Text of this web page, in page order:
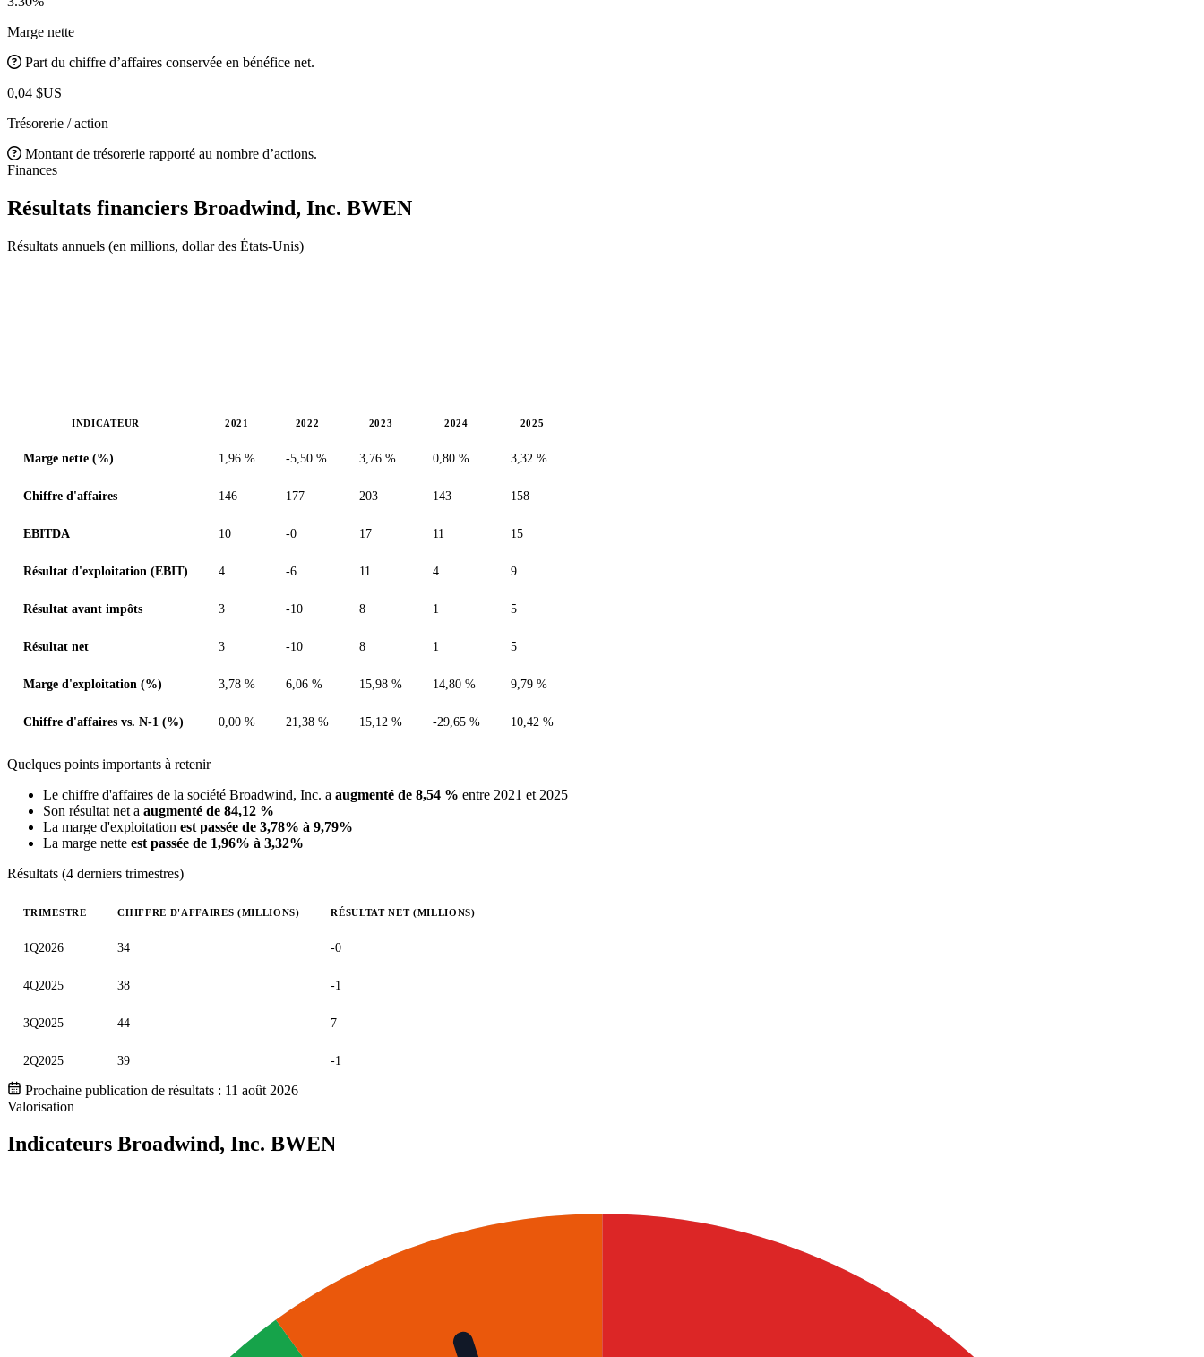
Marge nette
Part du chiffre d’affaires conservée en bénéfice net.
0,04 $US
Trésorerie / action
Montant de trésorerie rapporté au nombre d’actions.
Finances
Résultats financiers Broadwind, Inc. BWEN
Résultats annuels (en millions, dollar des États-Unis)
INDICATEUR 2021 2022 2023 2024 2025
Marge nette (%) 1,96 % -5,50 % 3,76 % 0,80 % 3,32 %
Chiffre d'affaires 146 177 203 143 158
EBITDA 10 -0 17 11 15
Résultat d'exploitation (EBIT) 4 -6 11 4 9
Résultat avant impôts 3 -10 8 1 5
Résultat net 3 -10 8 1 5
Marge d'exploitation (%) 3,78 % 6,06 % 15,98 % 14,80 % 9,79 %
Chiffre d'affaires vs. N-1 (%) 0,00 % 21,38 % 15,12 % -29,65 % 10,42 %
Quelques points importants à retenir
Le chiffre d'affaires de la société Broadwind, Inc. a augmenté de 8,54 % entre 2021 et 2025
Son résultat net a augmenté de 84,12 %
La marge d'exploitation est passée de 3,78% à 9,79%
La marge nette est passée de 1,96% à 3,32%
Résultats (4 derniers trimestres)
TRIMESTRE CHIFFRE D'AFFAIRES (MILLIONS) RÉSULTAT NET (MILLIONS)
1Q2026 34 -0
4Q2025 38 -1
3Q2025 44 7
2Q2025 39 -1
Prochaine publication de résultats : 11 août 2026
Valorisation
Indicateurs Broadwind, Inc. BWEN